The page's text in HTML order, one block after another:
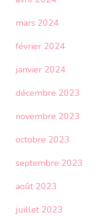
mars 2024
février 2024
janvier 2024
décembre 2023
novembre 2023
octobre 2023
septembre 2023
août 2023
juillet 2023